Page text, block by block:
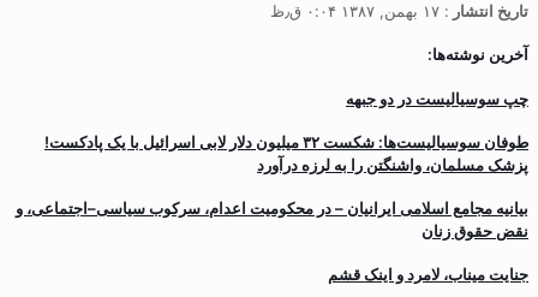
تاریخ انتشار : ۱۷ بهمن, ۱۳۸۷ ۰:۰۴ ق٫ظ
آخرین نوشته‌ها:
چپ سوسیالیست در دو جبهه
طوفان سوسیالیست‌ها: شکست ۳۲ میلیون دلار لابی اسرائیل با یک پادکست!
پزشک مسلمان، واشنگتن را به لرزه درآورد
بیانیه مجامع اسلامی ایرانیان – در محکومیت اعدام، سرکوب سیاسی–اجتماعی، و
نقض حقوق زنان
جنایت میناب، لامرد و اینک قشم